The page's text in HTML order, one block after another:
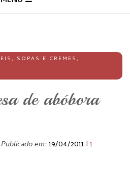
, SOPAS E CREMES,
de abóbora
Publicado em:19/04/2011 I 1